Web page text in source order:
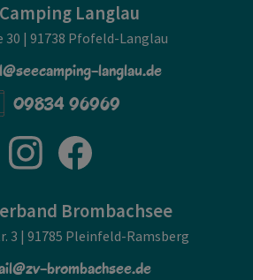
Langlau
30 | 91738 Pfofeld-Langlau
langlau.de
09834 96969
Brombachsee
3 | 91785 Pleinfeld-Ramsberg
brombachsee.de